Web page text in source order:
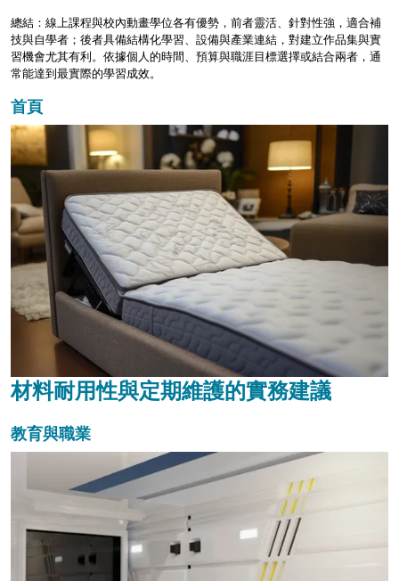
總結：線上課程與校內動畫學位各有優勢，前者靈活、針對性強，適合補
技與自學者；後者具備結構化學習、設備與產業連結，對建立作品集與實
習機會尤其有利。依據個人的時間、預算與職涯目標選擇或結合兩者，通
常能達到最實際的學習成效。
首頁
材料耐用性與定期維護的實務建議
教育與職業